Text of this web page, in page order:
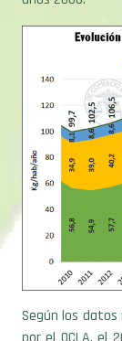
Según los
por el OCLA, el
de leche frente